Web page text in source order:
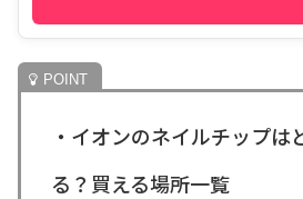
・イオンのネイルチップは
る？買える場所一覧